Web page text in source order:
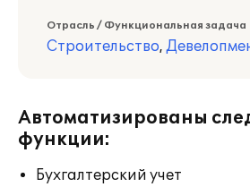
Отрасль / Функциональная задача
Строительство,
Автоматизированы
функции:
Бухгалтерский учет